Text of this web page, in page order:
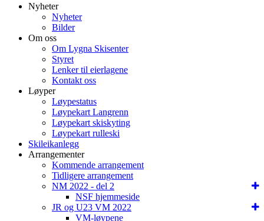
Nyheter
Nyheter
Bilder
Om oss
Om Lygna Skisenter
Styret
Lenker til eierlagene
Kontakt oss
Løyper
Løypestatus
Løypekart Langrenn
Løypekart skiskyting
Løypekart rulleski
Skileikanlegg
Arrangementer
Kommende arrangement
Tidligere arrangement
NM 2022 - del 2
NSF hjemmeside
JR og U23 VM 2022
VM-løypene